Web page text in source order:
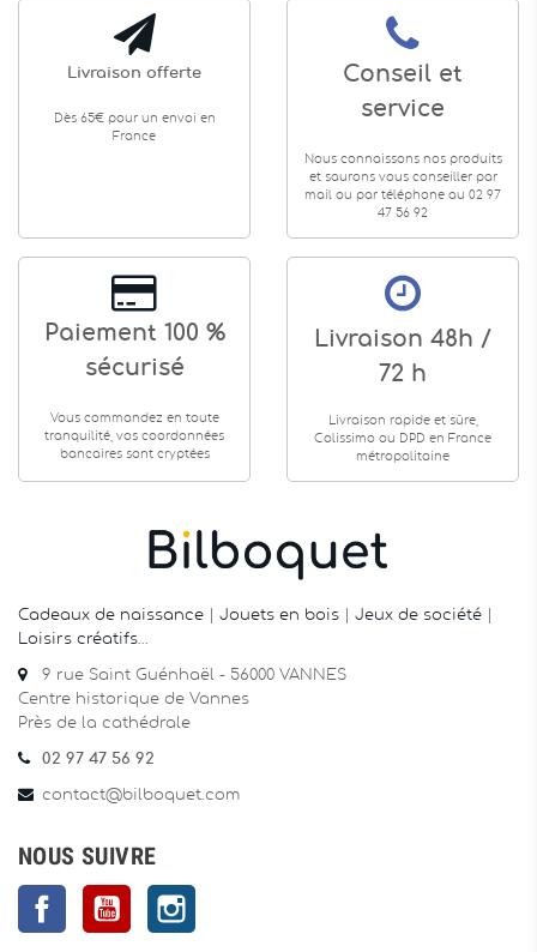
Livraison offerte
Dès 65€ pour un envoi en
France
Conseil et
service
Nous connaissons nos produits
et saurons vous conseiller par
mail ou par téléphone au 02 97
47 56 92
Paiement 100 %
sécurisé
Vous commandez en toute
tranquilité, vos coordonnées
bancaires sont cryptées
Livraison 48h /
72 h
Livraison rapide et sûre,
Colissimo ou DPD en France
métropolitaine
Cadeaux de naissance Jouets en bois Jeux de société
Loisirs créatifs
9 rue Saint Guénhaël - 56000 VANNES
Centre historique de Vannes
Près de la cathédrale
02 97 47 56 92
contact@bilboquet.com
NOUS SUIVRE
FacebookYouTube